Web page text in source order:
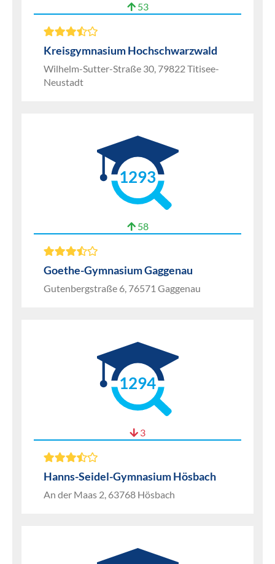
53
Kreisgymnasium Hochschwarzwald
Wilhelm-Sutter-Straße 30, 79822 Titisee-
Neustadt
1293
58
Goethe-Gymnasium Gaggenau
Gutenbergstraße 6, 76571 Gaggenau
1294
3
Hanns-Seidel-Gymnasium Hösbach
An der Maas 2, 63768 Hösbach